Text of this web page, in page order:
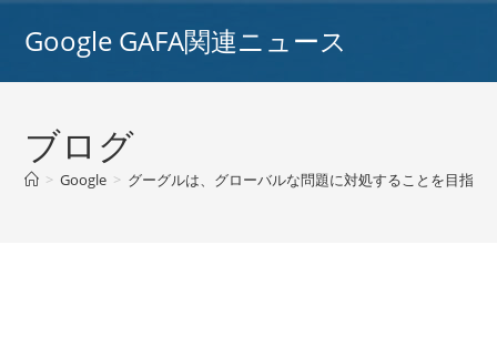
Google GAFA関連ニュース
ブログ
> Google > グーグルは、グローバルな問題に対処することを目指